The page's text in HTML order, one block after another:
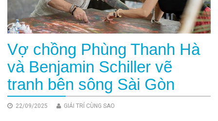
Vợ chồng Phùng Thanh Hà
và Benjamin Schiller vẽ
tranh bên sông Sài Gòn
22/09/2025 GIẢI TRÍ CÙNG SAO